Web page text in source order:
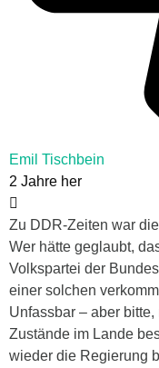
Emil Tischbein
2 Jahre her
Zu DDR-Zeiten war
Wer hätte geglaubt,
Volkspartei der
einer solchen
Unfassbar – aber
Zustände im Lande
wieder die Regierung